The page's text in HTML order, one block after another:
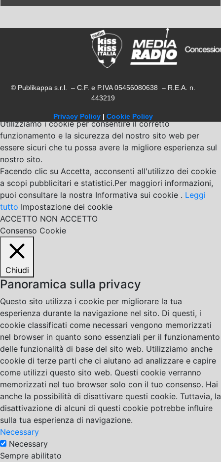
© Publikappa s.r.l. – C.F. e P.IVA 05456080638 – R.E.A. n.
443219
Privacy Policy | Cookie Policy
Utilizziamo i cookie per consentire il corretto
funzionamento e la sicurezza del nostro sito web per
essere sicuri che tu possa avere la migliore esperienza sul
nostro sito.
Facendo clic su Accetta, acconsenti all'utilizzo dei cookie
a scopi pubblicitari e statistici.Per maggiori informazioni,
puoi consultare la nostra Informativa sui cookie . Leggi
tutto Impostazione dei cookie
ACCETTO NON ACCETTO
Consenso Cookie
Chiudi
Panoramica sulla privacy
Questo sito utilizza i cookie per migliorare la tua
esperienza durante la navigazione nel sito. Di questi, i
cookie classificati come necessari vengono memorizzati
nel browser in quanto sono essenziali per il funzionamento
delle funzionalità di base del sito web. Utilizziamo anche
cookie di terze parti che ci aiutano ad analizzare e capire
come utilizzi questo sito web. Questi cookie verranno
memorizzati nel tuo browser solo con il tuo consenso. Hai
anche la possibilità di disattivare questi cookie. Tuttavia, la
disattivazione di alcuni di questi cookie potrebbe influire
sulla tua esperienza di navigazione.
Necessary
Necessary
Sempre abilitato